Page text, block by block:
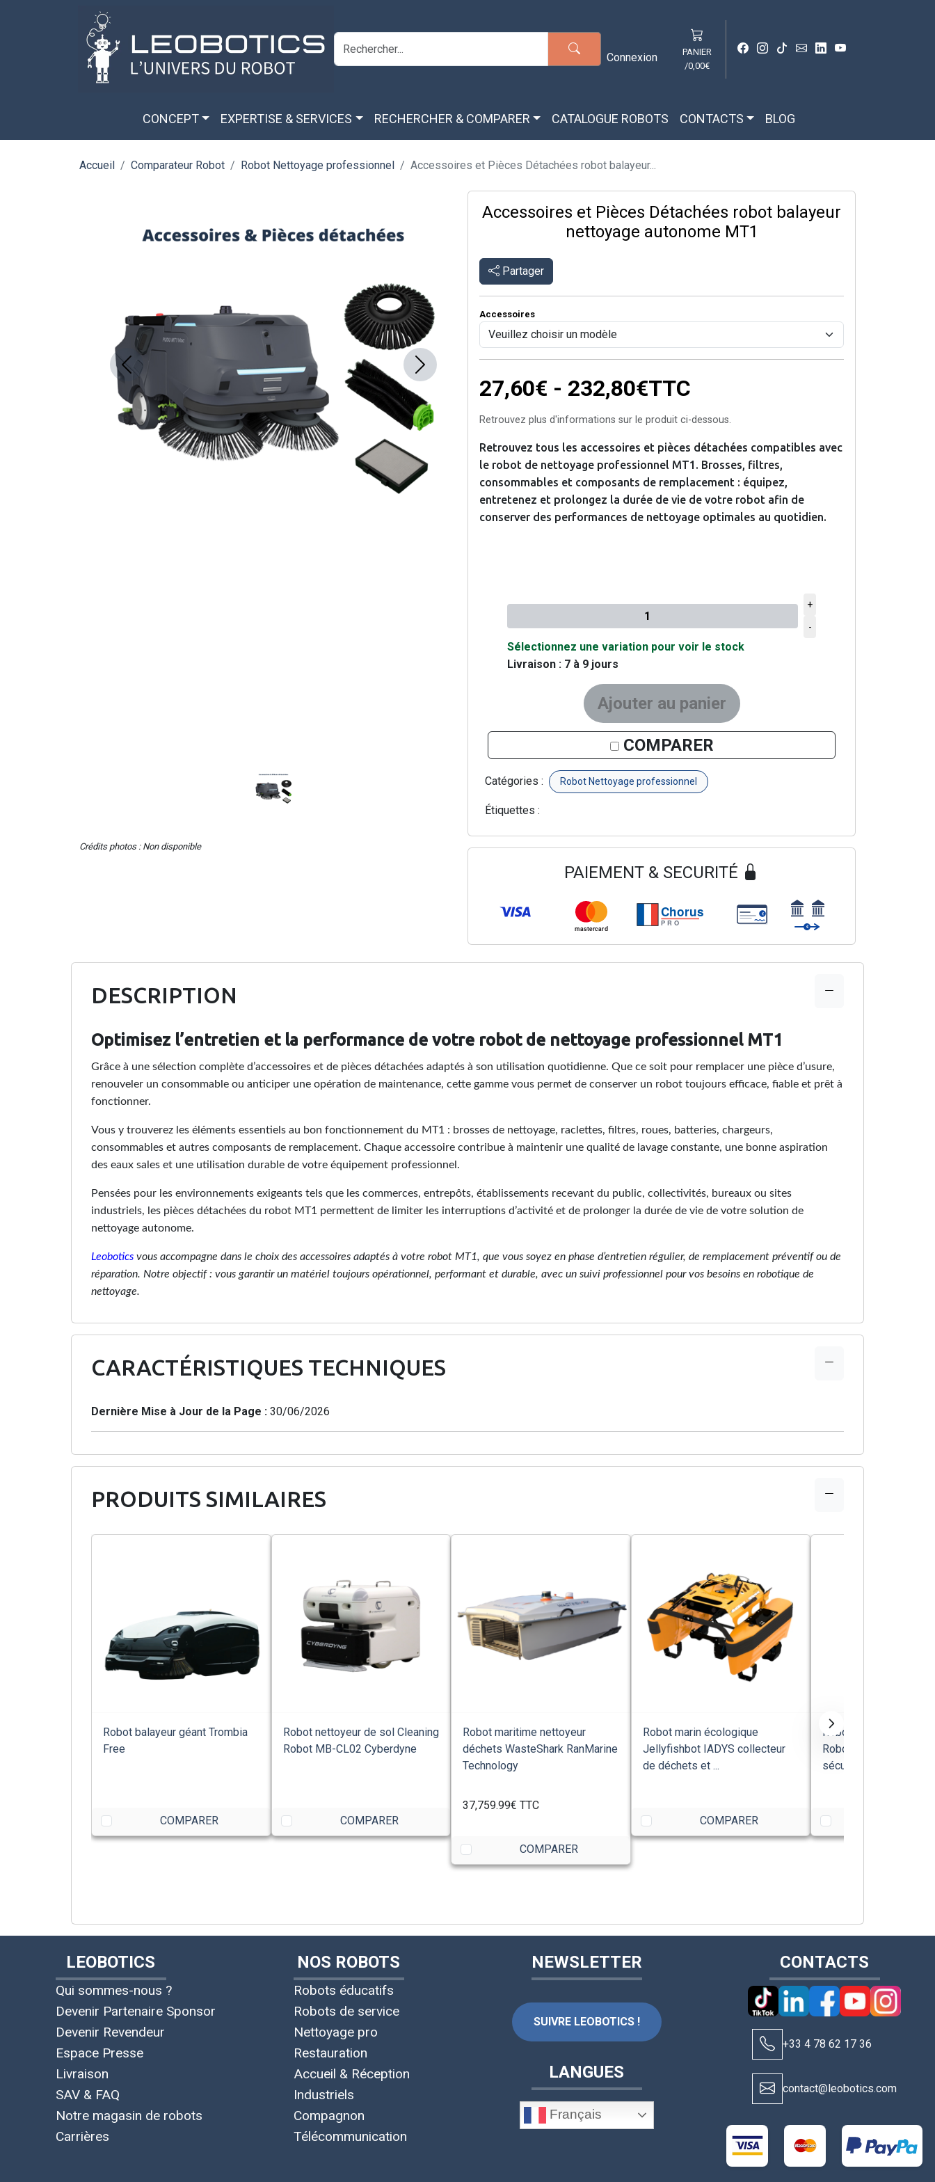
Aller au contenu principal
Connexion
PANIER
/0,00€
CONCEPT EXPERTISE & SERVICES RECHERCHER & COMPARER CATALOGUE ROBOTS CONTACTS BLOG
Accueil Comparateur Robot Robot Nettoyage professionnel Accessoires et Pièces Détachées robot balayeur...
Previous Next
Crédits photos : Non disponible
Accessoires et Pièces Détachées robot balayeur
nettoyage autonome MT1
Partager
Accessoires
27,60€ - 232,80€TTC
Retrouvez plus d'informations sur le produit ci-dessous.
Retrouvez tous les accessoires et pièces détachées compatibles avec
le robot de nettoyage professionnel MT1. Brosses, filtres,
consommables et composants de remplacement : équipez,
entretenez et prolongez la durée de vie de votre robot afin de
conserver des performances de nettoyage optimales au quotidien.
+
-
Sélectionnez une variation pour voir le stock
Livraison : 7 à 9 jours
Ajouter au panier
COMPARER
Catégories : Robot Nettoyage professionnel
Étiquettes :
PAIEMENT & SECURITÉ
mastercard
Chorus
PRO
€
€
DESCRIPTION
Optimisez l’entretien et la performance de votre robot de nettoyage professionnel MT1
Grâce à une sélection complète d’accessoires et de pièces détachées adaptés à son utilisation quotidienne. Que ce soit pour remplacer une pièce d’usure,
renouveler un consommable ou anticiper une opération de maintenance, cette gamme vous permet de conserver un robot toujours efficace, fiable et prêt à
fonctionner.
Vous y trouverez les éléments essentiels au bon fonctionnement du MT1 : brosses de nettoyage, raclettes, filtres, roues, batteries, chargeurs,
consommables et autres composants de remplacement. Chaque accessoire contribue à maintenir une qualité de lavage constante, une bonne aspiration
des eaux sales et une utilisation durable de votre équipement professionnel.
Pensées pour les environnements exigeants tels que les commerces, entrepôts, établissements recevant du public, collectivités, bureaux ou sites
industriels, les pièces détachées du robot MT1 permettent de limiter les interruptions d’activité et de prolonger la durée de vie de votre solution de
nettoyage autonome.
Leobotics vous accompagne dans le choix des accessoires adaptés à votre robot MT1, que vous soyez en phase d’entretien régulier, de remplacement préventif ou de
réparation. Notre objectif : vous garantir un matériel toujours opérationnel, performant et durable, avec un suivi professionnel pour vos besoins en robotique de
nettoyage.
CARACTÉRISTIQUES TECHNIQUES
Dernière Mise à Jour de la Page : 30/06/2026
PRODUITS SIMILAIRES
Robot balayeur géant Trombia
Free
COMPARER
Robot nettoyeur de sol Cleaning
Robot MB-CL02 Cyberdyne
COMPARER
Robot maritime nettoyeur
déchets WasteShark RanMarine
Technology
37,759.99€ TTC
COMPARER
Robot marin écologique
Jellyfishbot IADYS collecteur
de déchets et ...
COMPARER
Robot de désinfection
Robotics nettoyage
sécurité
LEOBOTICS
Qui sommes-nous ?
Devenir Partenaire Sponsor
Devenir Revendeur
Espace Presse
Livraison
SAV & FAQ
Notre magasin de robots
Carrières
NOS ROBOTS
Robots éducatifs
Robots de service
Nettoyage pro
Restauration
Accueil & Réception
Industriels
Compagnon
Télécommunication
NEWSLETTER
SUIVRE LEOBOTICS !
LANGUES
Français
CONTACTS
+33 4 78 62 17 36
contact@leobotics.com
Panneau de gestion des cookies